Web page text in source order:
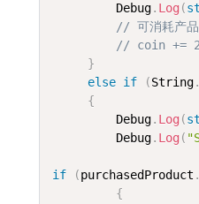
         Debug
. Log (
// 可消耗产品
// coin +=
}
else if (String.
{
         Debug
. Log (
         Debug
. Log (
if (purchasedProduct .
{